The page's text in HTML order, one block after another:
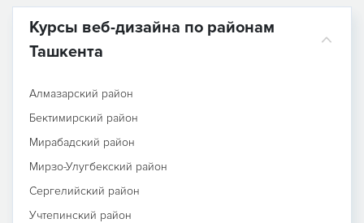
Курсы веб-дизайна по районам
Ташкента
Алмазарский район
Бектимирский район
Мирабадский район
Мирзо-Улугбекский район
Сергелийский район
Учтепинский район